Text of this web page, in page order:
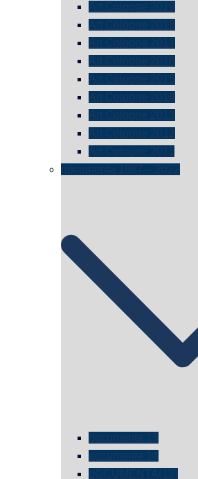
Art Cologne 2019
Art Cologne 2018
Art Cologne 2017
Art Cologne 2016
Art Cologne 2015
Art Cologne 2014
Art Cologne 2013
Art Cologne 2012
Art Cologne 2011
documenta 1987 – 2022
documenta 15
documenta 14
dOCUMENTA(13)